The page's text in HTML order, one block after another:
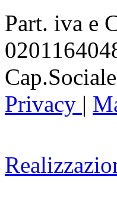
Part. iva e
Privacy |